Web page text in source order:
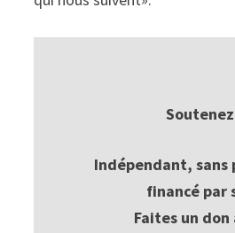
Indépendant, sans
financé par
Faites un